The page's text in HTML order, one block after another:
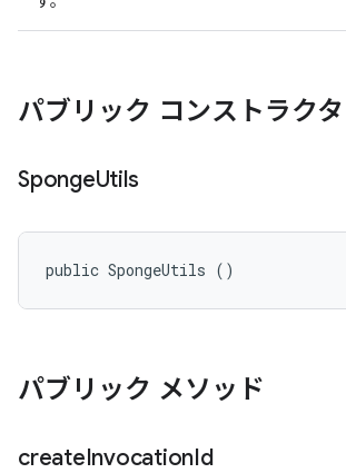
パブリック コンストラクタ
SpongeUtils
public SpongeUtils ()
パブリック メソッド
createInvocationId